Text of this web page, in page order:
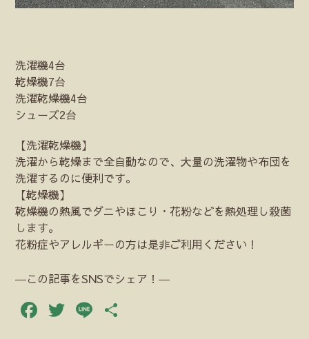
洗濯機4台
乾燥機7台
洗濯乾燥機4台
シューズ2台
【洗濯乾燥機】
洗濯から乾燥まで全自動なので、大量の洗濯物や布団を
洗濯するのに便利です。
【乾燥機】
乾燥機の熱風でダニやほこり・花粉などを熱処理し殺菌
します。
花粉症やアレルギーの方は是非ご利用ください！
―この記事をSNSでシェア！―
Facebook
Twitter
Line